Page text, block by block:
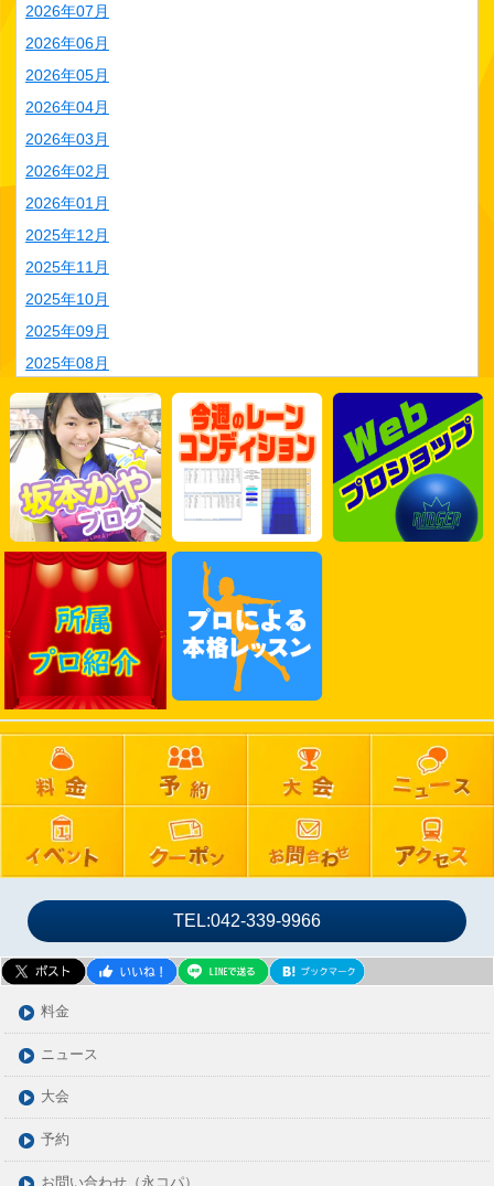
2026年07月
2026年06月
2026年05月
2026年04月
2026年03月
2026年02月
2026年01月
2025年12月
2025年11月
2025年10月
2025年09月
2025年08月
2025年07月
2025年06月
2025年05月
2025年04月
2025年03月
2025年02月
2025年01月
2024年12月
2024年11月
2024年10月
2024年09月
2024年08月
2024年07月
2024年06月
2024年05月
2024年04月
2024年03月
2024年02月
2024年01月
2023年12月
2023年11月
2023年10月
2023年09月
2023年08月
2023年07月
TEL:042-339-9966
料金
ニュース
大会
予約
お問い合わせ（永コパ）